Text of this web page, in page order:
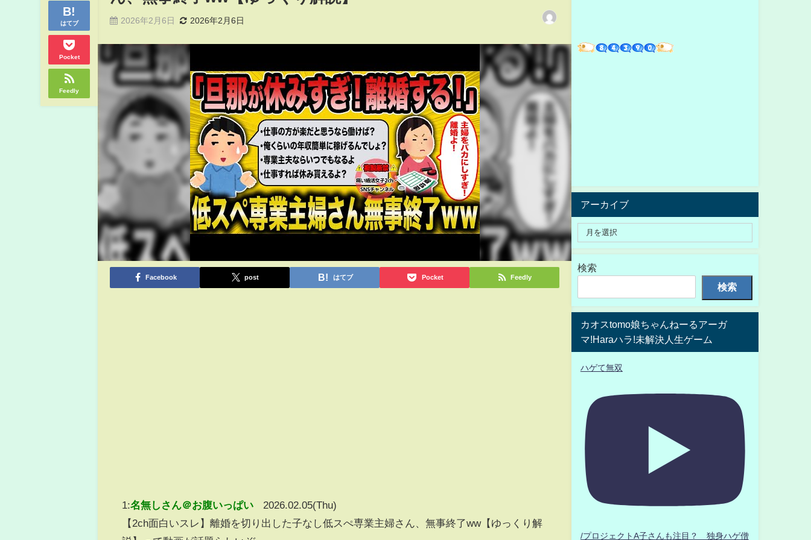
はてブ
Pocket
Feedly
2026年2月6日 2026年2月6日
Facebook post はてブ Pocket Feedly
1:名無しさん＠お腹いっぱい
2026.02.05(Thu)
【2ch面白いスレ】離婚を切り出した子なし低スぺ専業主婦さん、無事終了ww【ゆっくり解
アーカイブ
検索
検索
カオスtomo娘ちゃんねーるアーガ
マ!Haraハラ!未解決人生ゲーム
ハゲて無双
/プロジェクトA子さんも注目？ 独身ハゲ僧